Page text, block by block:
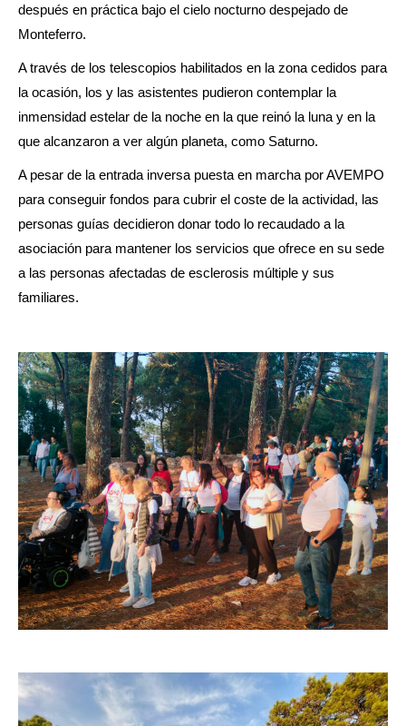
después en práctica bajo el cielo nocturno despejado de
Monteferro.
A través de los telescopios habilitados en la zona cedidos para
la ocasión, los y las asistentes pudieron contemplar la
inmensidad estelar de la noche en la que reinó la luna y en la
que alcanzaron a ver algún planeta, como Saturno.
A pesar de la entrada inversa puesta en marcha por AVEMPO
para conseguir fondos para cubrir el coste de la actividad, las
personas guías decidieron donar todo lo recaudado a la
asociación para mantener los servicios que ofrece en su sede
a las personas afectadas de esclerosis múltiple y sus
familiares.